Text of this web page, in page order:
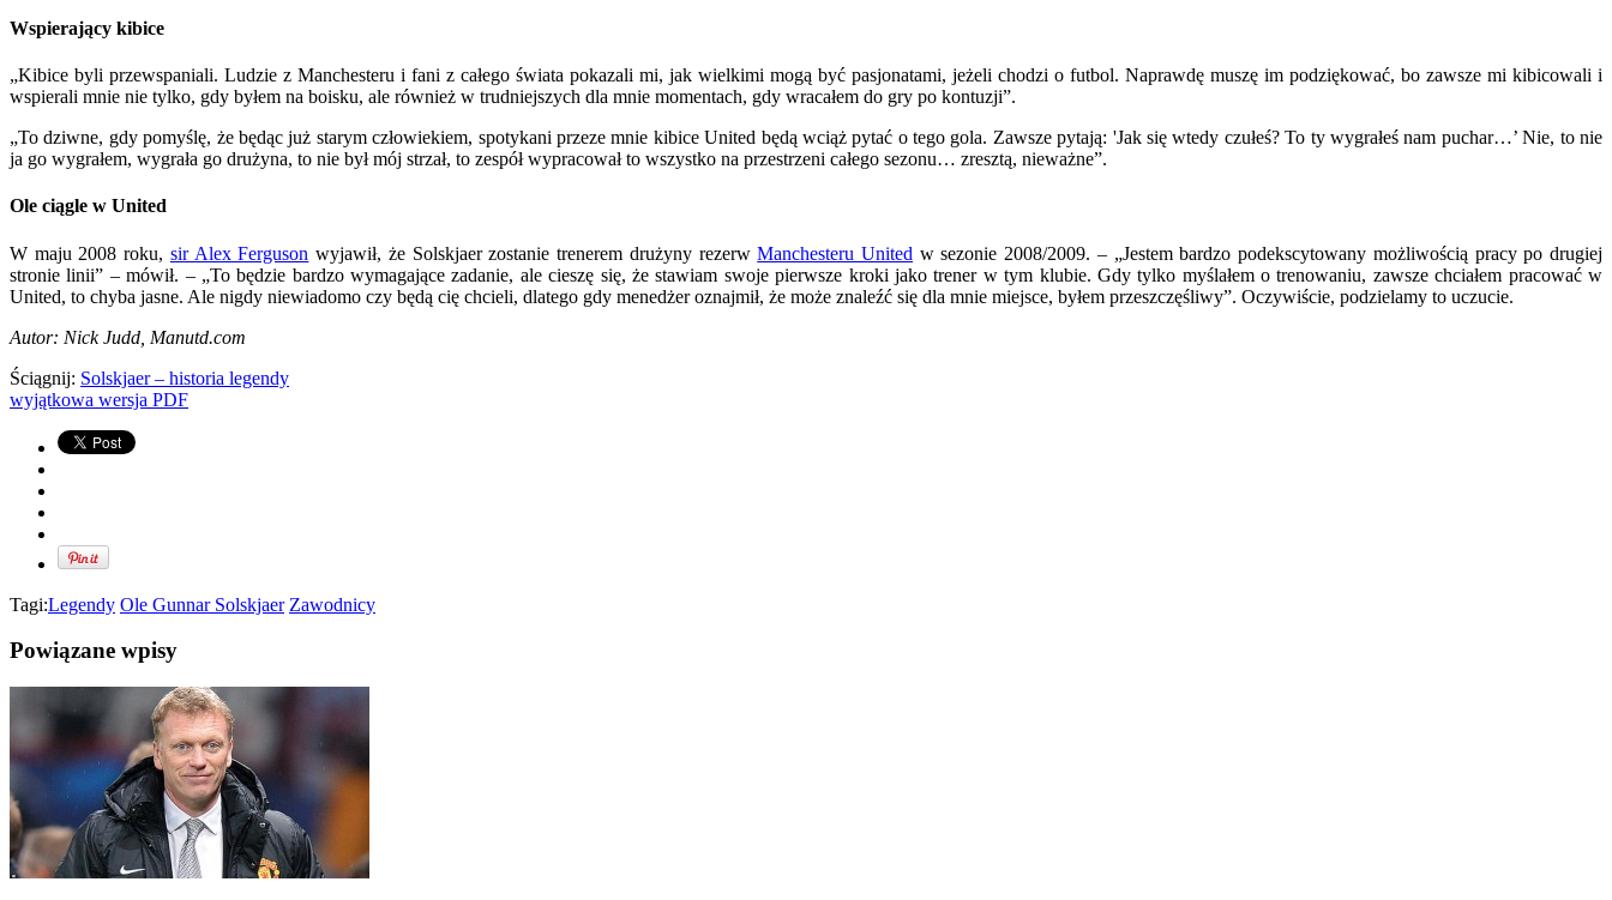
Wspierający kibice
„Kibice byli przewspaniali. Ludzie z Manchesteru i fani z całego świata pokazali mi, jak wielkimi mogą być pasjonatami, jeżeli chodzi o futbol. Naprawdę muszę im podziękować, bo zawsze mi kibicowali i
wspierali mnie nie tylko, gdy byłem na boisku, ale również w trudniejszych dla mnie momentach, gdy wracałem do gry po kontuzji”.
„To dziwne, gdy pomyślę, że będąc już starym człowiekiem, spotykani przeze mnie kibice United będą wciąż pytać o tego gola. Zawsze pytają: 'Jak się wtedy czułeś? To ty wygrałeś nam puchar…’ Nie, to nie
ja go wygrałem, wygrała go drużyna, to nie był mój strzał, to zespół wypracował to wszystko na przestrzeni całego sezonu… zresztą, nieważne”.
Ole ciągle w United
W maju 2008 roku, sir Alex Ferguson wyjawił, że Solskjaer zostanie trenerem drużyny rezerwManchesteru United w sezonie 2008/2009. – „Jestem bardzo podekscytowany możliwością pracy po drugiej
stronie linii” – mówił. – „To będzie bardzo wymagające zadanie, ale cieszę się, że stawiam swoje pierwsze kroki jako trener w tym klubie. Gdy tylko myślałem o trenowaniu, zawsze chciałem pracować w
United, to chyba jasne. Ale nigdy niewiadomo czy będą cię chcieli, dlatego gdy menedżer oznajmił, że może znaleźć się dla mnie miejsce, byłem przeszczęśliwy”. Oczywiście, podzielamy to uczucie.
Autor: Nick Judd, Manutd.com
Ściągnij: Solskjaer – historia legendy
wyjątkowa wersja PDF
Tagi:Legendy Ole Gunnar Solskjaer Zawodnicy
Powiązane wpisy